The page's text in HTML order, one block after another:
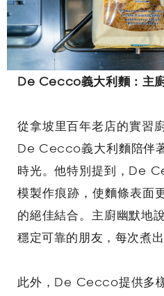
De Cecco義大利麵：主
從拿坡里百年老店的實習
De Cecco義大利麵陪伴
時光。他特別提到，De
模製作痕跡，使麵條表面
的絕佳結合。主廚幽默地
穩定可靠的朋友，每次煮
此外，De Cecco提供多